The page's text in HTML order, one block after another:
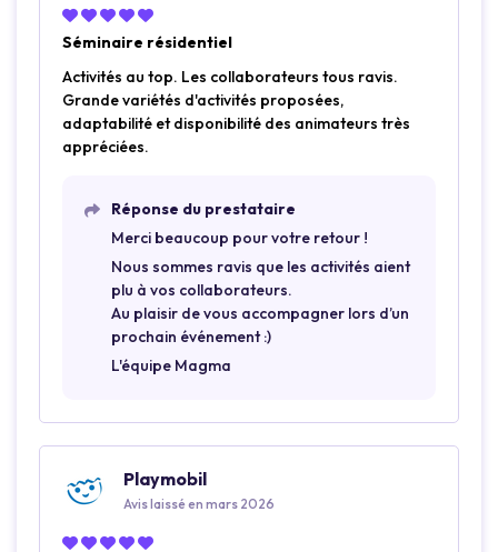
Séminaire résidentiel
Activités au top. Les collaborateurs tous ravis.
Grande variétés d'activités proposées,
adaptabilité et disponibilité des animateurs très
appréciées.
Réponse du prestataire
Merci beaucoup pour votre retour !
Nous sommes ravis que les activités aient
plu à vos collaborateurs.
Au plaisir de vous accompagner lors d’un
prochain événement :)
L'équipe Magma
Playmobil
Avis laissé en mars 2026